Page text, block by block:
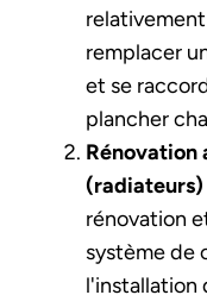
remplacer
et se
plancher
Rénovation
(radiateurs)
rénovation
système de
l'installation